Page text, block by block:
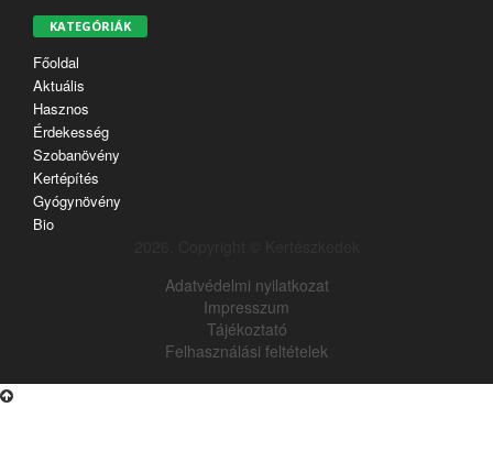
KATEGÓRIÁK
Főoldal
Aktuális
Hasznos
Érdekesség
Szobanövény
Kertépítés
Gyógynövény
Bio
Adatvédelmi nyilatkozat
Impresszum
Tájékoztató
Felhasználási feltételek